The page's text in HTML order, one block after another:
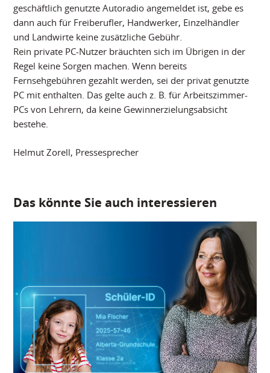
geschäftlich genutzte Autoradio angemeldet ist, gebe es
dann auch für Freiberufler, Handwerker, Einzelhändler
und Landwirte keine zusätzliche Gebühr.
Rein private PC-Nutzer bräuchten sich im Übrigen in der
Regel keine Sorgen machen. Wenn bereits
Fernsehgebühren gezahlt werden, sei der privat genutzte
PC mit enthalten. Das gelte auch z. B. für Arbeitszimmer-
PCs von Lehrern, da keine Gewinnerzielungsabsicht
bestehe.
Helmut Zorell, Pressesprecher
Das könnte Sie auch interessieren